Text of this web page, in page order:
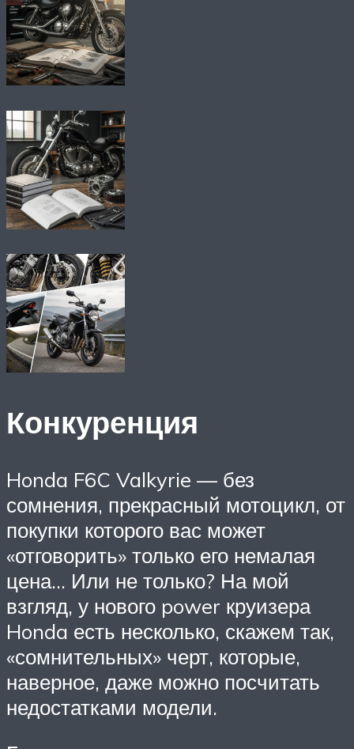
Конкуренция
Honda F6C Valkyrie — без
сомнения, прекрасный мотоцикл, от
покупки которого вас может
«отговорить» только его немалая
цена… Или не только? На мой
взгляд, у нового power круизера
Honda есть несколько, скажем так,
«сомнительных» черт, которые,
наверное, даже можно посчитать
недостатками модели.